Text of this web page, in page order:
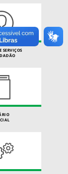
SERVIÇOS